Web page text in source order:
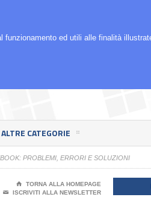
ed utili alle finalità
ALTRE CATEGORIE
PROBLEMI, ERRORI E SOLUZIONI
⌂
TORNA ALLA HOMEPAGE
✉
ISCRIVITI ALLA NEWSLETTER